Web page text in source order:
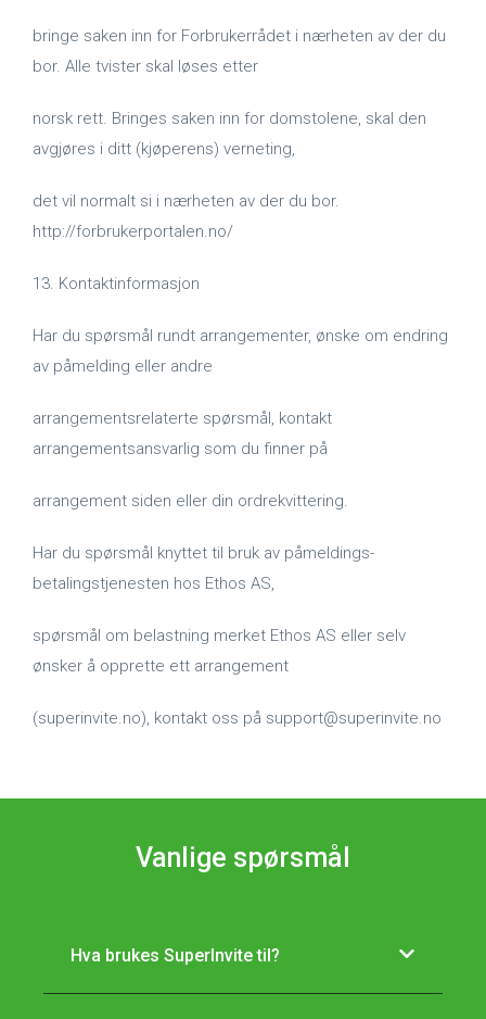
bringe saken inn for Forbrukerrådet i nærheten av der du
bor. Alle tvister skal løses etter
norsk rett. Bringes saken inn for domstolene, skal den
avgjøres i ditt (kjøperens) verneting,
det vil normalt si i nærheten av der du bor.
http://forbrukerportalen.no/
13. Kontaktinformasjon
Har du spørsmål rundt arrangementer, ønske om endring
av påmelding eller andre
arrangementsrelaterte spørsmål, kontakt
arrangementsansvarlig som du finner på
arrangement siden eller din ordrekvittering.
Har du spørsmål knyttet til bruk av påmeldings-
betalingstjenesten hos Ethos AS,
spørsmål om belastning merket Ethos AS eller selv
ønsker å opprette ett arrangement
(superinvite.no), kontakt oss på support@superinvite.no
Vanlige spørsmål
Hva brukes SuperInvite til?